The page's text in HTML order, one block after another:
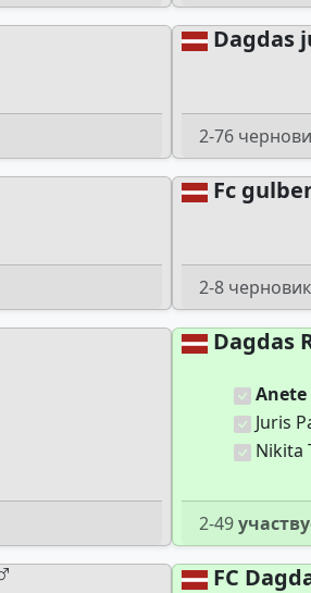
Dagdas
2-76
Fc
2-8 черновик
Dagdas
Juris
Nikita
2-49
FC